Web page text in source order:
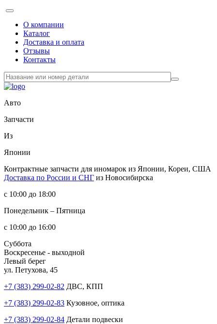
О компании
Каталог
Доставка и оплата
Отзывы
Контакты
Авто
Запчасти
Из
Японии
Контрактные запчасти для иномарок из Японии, Кореи, США
Доставка по России и СНГ из Новосибирска
с 10:00 до 18:00
Понедельник – Пятница
с 10:00 до 16:00
Суббота
Воскресенье - выходной
Левый берег
ул. Петухова, 45
+7 (383) 299-02-82 ДВС, КПП
+7 (383) 299-02-83 Кузовное, оптика
+7 (383) 299-02-84 Детали подвески